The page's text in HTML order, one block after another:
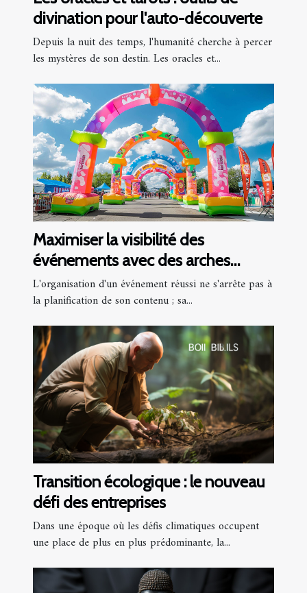
divination pour l'auto-découverte
Depuis la nuit des temps, l'humanité cherche à percer
les mystères de son destin. Les oracles et...
Maximiser la visibilité des
événements avec des arches
gonflables personnalisées
L'organisation d'un événement réussi ne s'arrête pas à
la planification de son contenu ; sa...
Transition écologique : le nouveau
défi des entreprises
Dans une époque où les défis climatiques occupent
une place de plus en plus prédominante, la...